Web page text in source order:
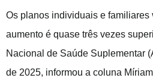
Os planos individuais e
aumento é quase três vezes
Nacional de Saúde Suplementar
de 2025, informou a coluna